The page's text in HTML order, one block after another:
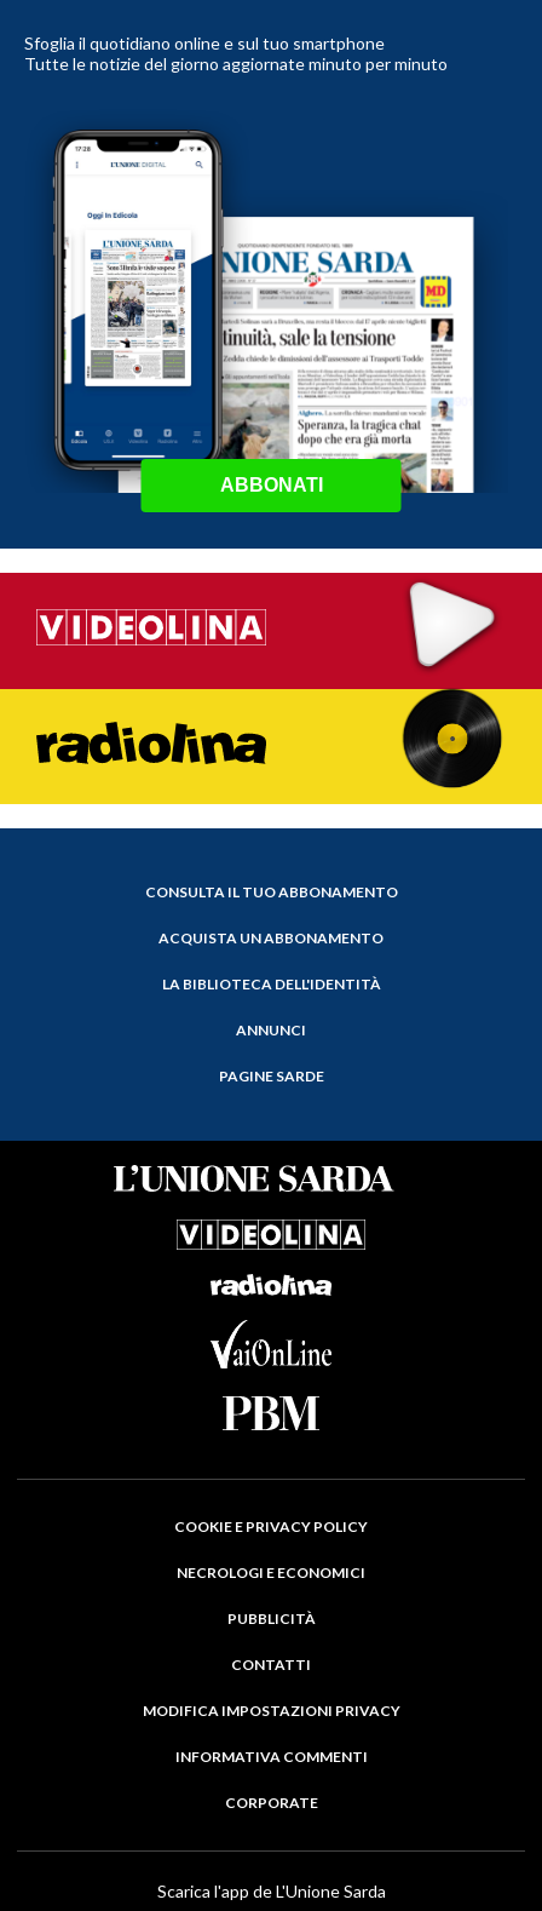
Sfoglia il quotidiano online e sul tuo smartphone
Tutte le notizie del giorno aggiornate minuto per minuto
ABBONATI
CONSULTA IL TUO ABBONAMENTO
ACQUISTA UN ABBONAMENTO
LA BIBLIOTECA DELL'IDENTITÀ
ANNUNCI
PAGINE SARDE
COOKIE E PRIVACY POLICY
NECROLOGI E ECONOMICI
PUBBLICITÀ
CONTATTI
MODIFICA IMPOSTAZIONI PRIVACY
INFORMATIVA COMMENTI
CORPORATE
Scarica l'app de L'Unione Sarda